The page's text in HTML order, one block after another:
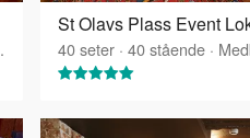
St Olavs Plass Event
40seter · 40stående ·